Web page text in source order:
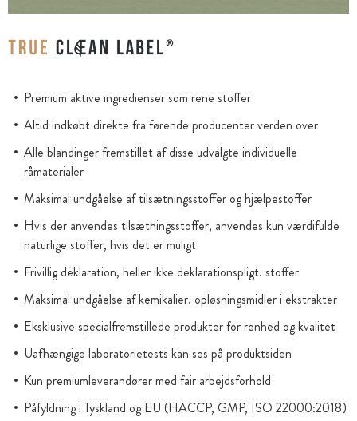
Premium aktive ingredienser som rene stoffer
Altid indkøbt direkte fra førende producenter verden over
Alle blandinger fremstillet af disse udvalgte individuelle
råmaterialer
Maksimal undgåelse af tilsætningsstoffer og hjælpestoffer
Hvis der anvendes tilsætningsstoffer, anvendes kun værdifulde
naturlige stoffer, hvis det er muligt
Frivillig deklaration, heller ikke deklarationspligt. stoffer
Maksimal undgåelse af kemikalier. opløsningsmidler i ekstrakter
Eksklusive specialfremstillede produkter for renhed og kvalitet
Uafhængige laboratorietests kan ses på produktsiden
Kun premiumleverandører med fair arbejdsforhold
Påfyldning i Tyskland og EU (HACCP, GMP, ISO 22000:2018)